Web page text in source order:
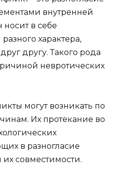
внутренней
носит в себе
характера,
другу. Такого рода
невротических
могут возникать по
Их протекание во
в разногласие
совместимости.